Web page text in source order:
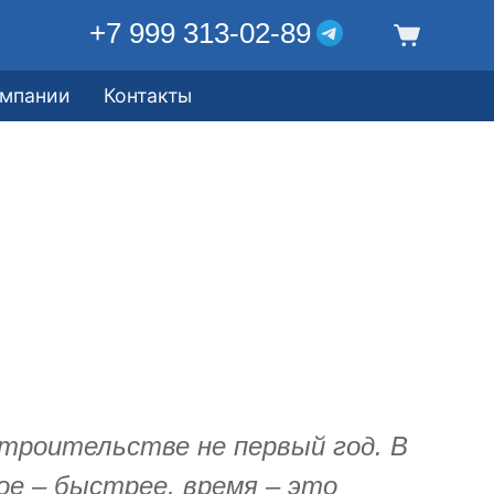
+7 999 313-02-89
Контакты
не первый год. В
– быстрее, время – это